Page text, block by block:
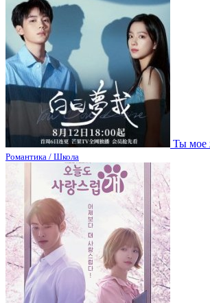
Ты мое
Романтика / Школа